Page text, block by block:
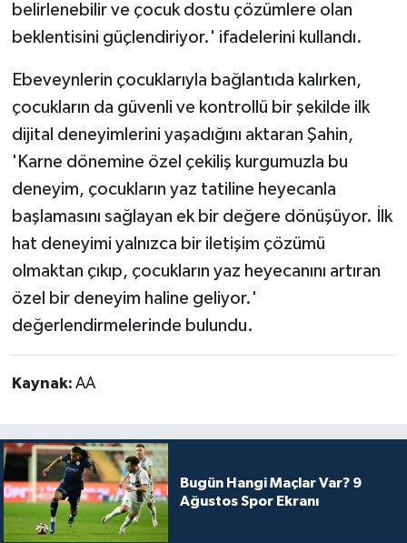
belirlenebilir ve çocuk dostu çözümlere olan
beklentisini güçlendiriyor.' ifadelerini kullandı.
Ebeveynlerin çocuklarıyla bağlantıda kalırken,
çocukların da güvenli ve kontrollü bir şekilde ilk
dijital deneyimlerini yaşadığını aktaran Şahin,
'Karne dönemine özel çekiliş kurgumuzla bu
deneyim, çocukların yaz tatiline heyecanla
başlamasını sağlayan ek bir değere dönüşüyor. İlk
hat deneyimi yalnızca bir iletişim çözümü
olmaktan çıkıp, çocukların yaz heyecanını artıran
özel bir deneyim haline geliyor.'
değerlendirmelerinde bulundu.
Kaynak: AA
Bugün Hangi Maçlar Var? 9
Ağustos Spor Ekranı